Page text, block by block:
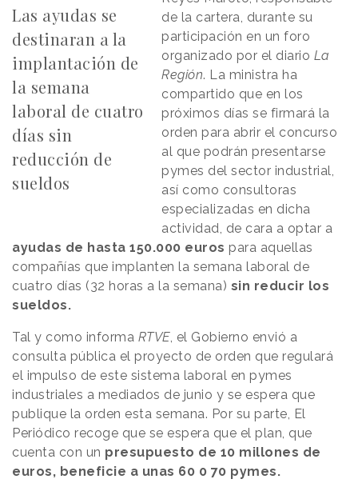
Las ayudas se
destinaran a la
implantación de
la semana
laboral de cuatro
días sin
reducción de
sueldos
de la cartera, durante su
participación en un foro
organizado por el diario La
Región. La ministra ha
compartido que en los
próximos días se firmará la
orden para abrir el concurso
al que podrán presentarse
pymes del sector industrial,
así como consultoras
especializadas en dicha
actividad, de cara a optar a
ayudas de hasta 150.000 euros para aquellas
compañías que implanten la semana laboral de
cuatro días (32 horas a la semana) sin reducir los
sueldos.
Tal y como informa RTVE, el Gobierno envió a
consulta pública el proyecto de orden que regulará
el impulso de este sistema laboral en pymes
industriales a mediados de junio y se espera que
publique la orden esta semana. Por su parte, El
Periódico recoge que se espera que el plan, que
cuenta con un presupuesto de 10 millones de
euros, beneficie a unas 60 0 70 pymes.